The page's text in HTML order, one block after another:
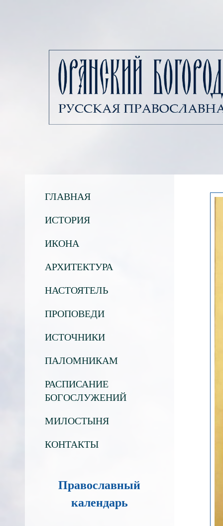
ГЛАВНАЯ
ИСТОРИЯ
ИКОНА
АРХИТЕКТУРА
НАСТОЯТЕЛЬ
ПРОПОВЕДИ
ИСТОЧНИКИ
ПАЛОМНИКАМ
РАСПИСАНИЕ
БОГОСЛУЖЕНИЙ
МИЛОСТЫНЯ
КОНТАКТЫ
Православный
календарь